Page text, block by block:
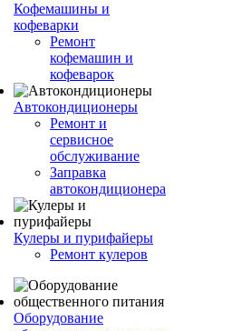
Кофемашины и
кофеварки
Ремонт
кофемашин и
кофеварок
Автокондиционеры
Ремонт и
сервисное
обслуживание
Заправка
автокондиционера
Кулеры и пурифайеры
Ремонт кулеров
Оборудование